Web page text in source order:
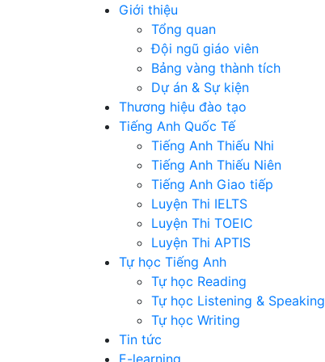
Giới thiệu
Tổng quan
Đội ngũ giáo viên
Bảng vàng thành tích
Dự án & Sự kiện
Thương hiệu đào tạo
Tiếng Anh Quốc Tế
Tiếng Anh Thiếu Nhi
Tiếng Anh Thiếu Niên
Tiếng Anh Giao tiếp
Luyện Thi IELTS
Luyện Thi TOEIC
Luyện Thi APTIS
Tự học Tiếng Anh
Tự học Reading
Tự học Listening & Speaking
Tự học Writing
Tin tức
E-learning